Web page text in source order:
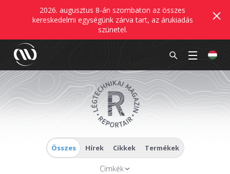
2026. augusztus 8-án szombaton az összes
kereskedelmi egységünk zárva tart, az árukiadás
szünetel.
Összes Hírek Cikkek Termékek
Címkék